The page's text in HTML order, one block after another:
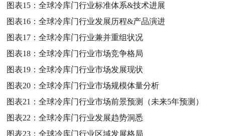
图表15：全球冷库门行业标准体系&技术进展
图表16：全球冷库门行业发展历程&产品演进
图表17：全球冷库门行业兼并重组状况
图表18：全球冷库门行业市场竞争格局
图表19：全球冷库门行业市场发展现状
图表20：全球冷库门行业市场规模体量分析
图表21：全球冷库门行业市场前景预测（未来5年预测）
图表22：全球冷库门行业发展趋势洞悉
图表23：全球冷库门行业区域发展格局